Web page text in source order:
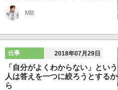
MB
仕事 2018年07月29日
「自分がよくわからない」という
人は答えを一つに絞ろうとするか
ら